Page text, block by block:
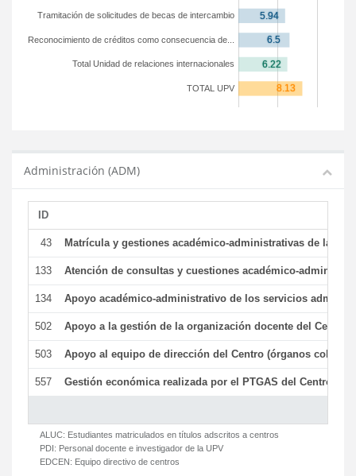
TOTAL UPV
Total Unidad de relaciones internacionales
Reconocimiento de créditos como consecuencia de...
Tramitación de solicitudes de becas de intercambio
Administración (ADM)
ID
43 Matrícula y gestiones académico-administrativas de la
133 Atención de consultas y cuestiones académico-
134 Apoyo académico-administrativo de los servicios
502 Apoyo a la gestión de la organización docente del Centro
503 Apoyo al equipo de dirección del Centro (órganos
557 Gestión económica realizada por el PTGAS del Centro
ALUC: Estudiantes matriculados en títulos adscritos a centros
PDI: Personal docente e investigador de la UPV
EDCEN: Equipo directivo de centros